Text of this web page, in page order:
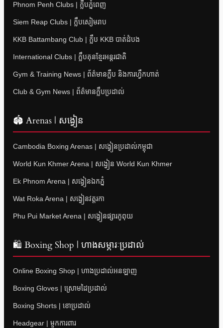
Phnom Penh Clubs | ក្លឹបភ្នំពេញ
Siem Reap Clubs | ក្លឹបសៀមរាប
KKB Battambang Club | ក្លឹប KKB បាត់ដំបង
International Clubs | ក្លឹបគុនខ្មែរអន្តរជាតិ
Gym & Training News | ព័ត៌មានក្លឹប និងការហ្វឹកហាត់
Club & Gym News | ព័ត៌មានក្លឹបប្រដាល់
🏟 Arenas | សង្វៀន
Cambodia Boxing Arenas | សង្វៀនប្រដាល់កម្ពុជា
World Kun Khmer Arena | សង្វៀន World Kun Khmer
Ek Phnom Arena | សង្វៀនឯកភ្នំ
Wat Roka Arena | សង្វៀនវត្តរកា
Phu Pui Market Arena | សង្វៀនផ្សារភូពុយ
🛍 Boxing Shop | ហាងសម្ភារៈប្រដាល់
Online Boxing Shop | ហាងប្រដាល់អនឡាញ
Boxing Gloves | ស្រោមដៃប្រដាល់
Boxing Shorts | ខោប្រដាល់
Headgear | មួកការពារ